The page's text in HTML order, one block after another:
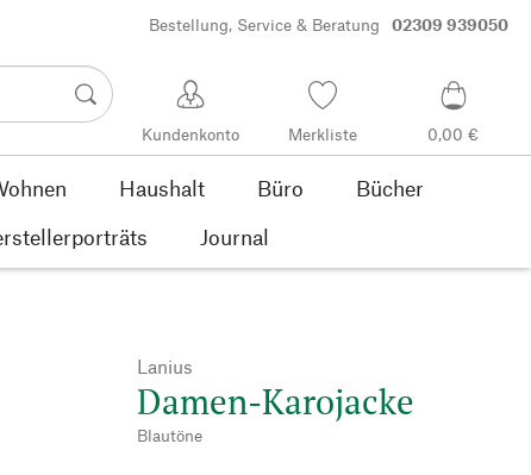
Bestellung, Service & Beratung 02309 939050
Kundenkonto Merkliste 0,00 €
Haushalt Büro
Bücher
Journal
Lanius
Damen-Karojacke
Blautöne